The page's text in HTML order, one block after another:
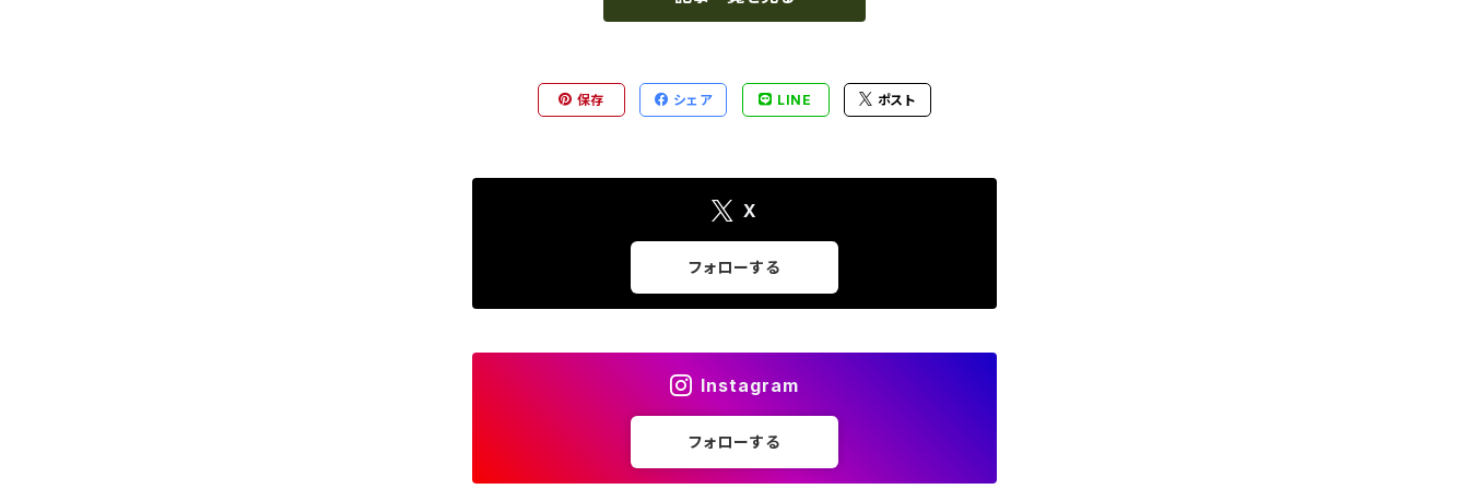
保存 シェア LINE ポスト
X
フォローする
Instagram
フォローする